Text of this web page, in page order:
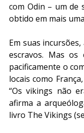
com Odin – um de
obtido em mais
Em suas
escravos. Mas os
pacificamente o
locais como
“Os vikings não
afirma a
livro The Vikings